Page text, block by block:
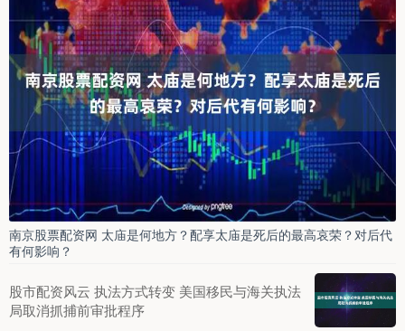
南京股票配资网 太庙是何地方？配享太庙是死后的最高哀荣？对后代
有何影响？
股市配资风云 执法方式转变 美国移民与海关执法
局取消抓捕前审批程序